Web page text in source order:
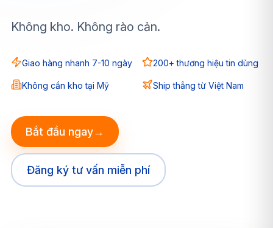
Không kho. Không rào cản.
Giao hàng nhanh 7-10 ngày 200+ thương hiệu tin dùng
Không cần kho tại Mỹ Ship thẳng từ Việt Nam
Bắt đầu ngay→
Đăng ký tư vấn miễn phí